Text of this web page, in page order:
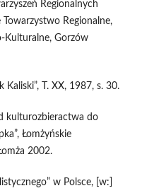
Regionalnych
Towarzystwo Regionalne,
Kulturalne, Gorzów
Kaliski”, T. XX, 1987, s. 30.
kulturozbieractwa do
Łomżyńskie
2002.
w Polsce, [w:]